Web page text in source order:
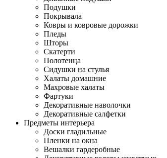
Подушки
Покрывала
Ковры и ковровые дорожки
Пледы
Шторы
Скатерти
Полотенца
Сидушки на стулья
Халаты домашние
Махровые халаты
Фартуки
Декоративные наволочки
Декоративные салфетки
Предметы интерьера
Доски гладильные
Пленки на окна
Вешалки гардеробные